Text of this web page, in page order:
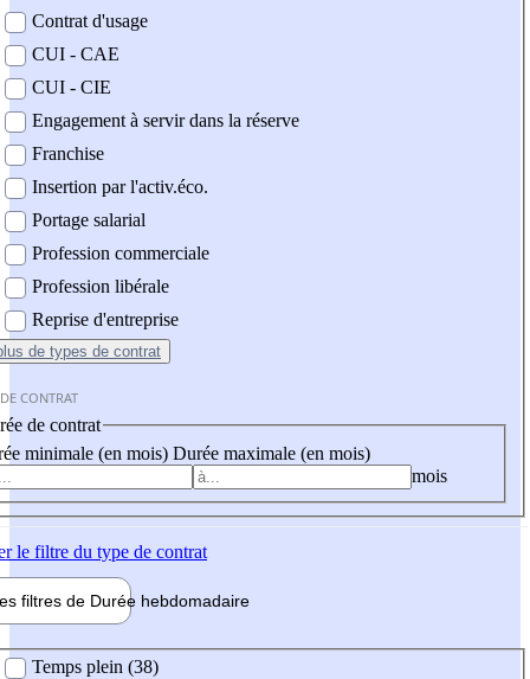
Contrat d'usage
CUI - CAE
CUI - CIE
Engagement à servir dans la réserve
Franchise
Insertion par l'activ.éco.
Portage salarial
Profession commerciale
Profession libérale
Reprise d'entreprise
de types de contrat
CONTRAT
de contrat
minimale (en mois) Durée maximale (en mois)
mois
le filtre du type de contrat
filtres de Durée hebdomadaire
Temps plein (38)